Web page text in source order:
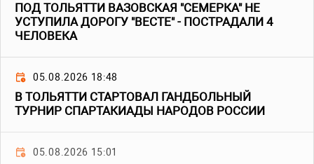
ПОД ТОЛЬЯТТИ ВАЗОВСКАЯ "СЕМЕРКА" НЕ
УСТУПИЛА ДОРОГУ "ВЕСТЕ" - ПОСТРАДАЛИ 4
ЧЕЛОВЕКА
05.08.2026 18:48
В ТОЛЬЯТТИ СТАРТОВАЛ ГАНДБОЛЬНЫЙ
ТУРНИР СПАРТАКИАДЫ НАРОДОВ РОССИИ
05.08.2026 15:01